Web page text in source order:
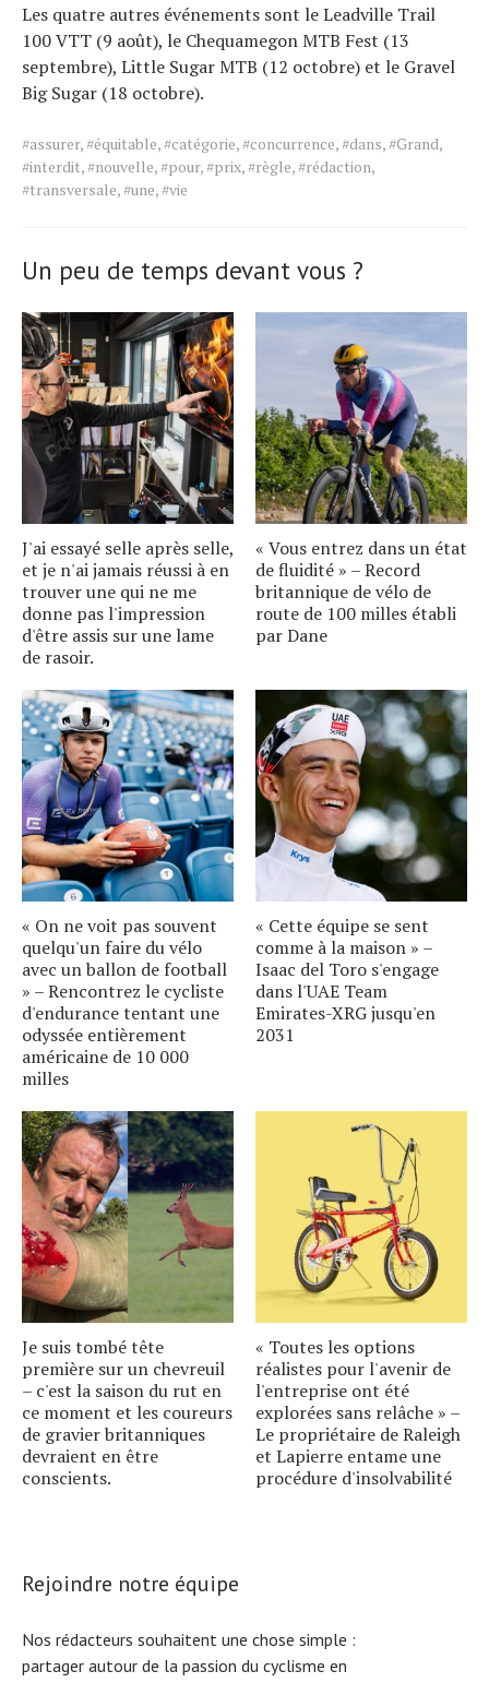
Les quatre autres événements sont le Leadville Trail
100 VTT (9 août), le Chequamegon MTB Fest (13
septembre), Little Sugar MTB (12 octobre) et le Gravel
Big Sugar (18 octobre).
Tags
for
the
#assurer,#équitable,#catégorie,#concurrence,#dans,#Grand,
#interdit,#nouvelle,#pour,#prix,#règle,#rédaction,
#transversale,#une,#vie
Un peu de temps devant vous ?
J'ai essayé selle après selle,
et je n'ai jamais réussi à en
trouver une qui ne me
donne pas l'impression
d'être assis sur une lame
de rasoir.
« Vous entrez dans un état
de fluidité » – Record
britannique de vélo de
route de 100 milles établi
par Dane
« On ne voit pas souvent
quelqu'un faire du vélo
avec un ballon de football
» – Rencontrez le cycliste
d'endurance tentant une
odyssée entièrement
américaine de 10 000
milles
« Cette équipe se sent
comme à la maison » –
Isaac del Toro s'engage
dans l'UAE Team
Emirates-XRG jusqu'en
2031
Je suis tombé tête
première sur un chevreuil
– c'est la saison du rut en
ce moment et les coureurs
de gravier britanniques
devraient en être
conscients.
« Toutes les options
réalistes pour l'avenir de
l'entreprise ont été
explorées sans relâche » –
Le propriétaire de Raleigh
et Lapierre entame une
procédure d'insolvabilité
Rejoindre notre équipe
Nos rédacteurs souhaitent une chose simple :
partager autour de la passion du cyclisme en